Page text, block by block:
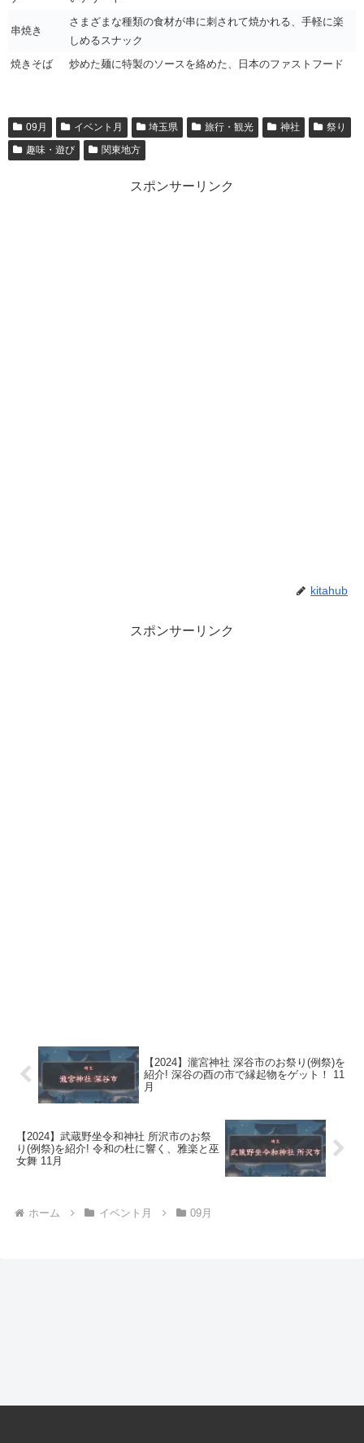
串焼き
さまざまな種類の食材が串に刺されて焼かれる、手軽に楽
しめるスナック
焼きそば
炒めた麺に特製のソースを絡めた、日本のファストフード
09月 イベント月 埼玉県 旅行・観光 神社
祭り
趣味・遊び
関東地方
スポンサーリンク
kitahub
スポンサーリンク
【2024】瀧宮神社 深谷市のお祭り(例祭)を
紹介! 深谷の酉の市で縁起物をゲット！ 11
月
【2024】武蔵野坐令和神社 所沢市のお祭
り(例祭)を紹介! 令和の杜に響く、雅楽と巫
女舞 11月
ホーム イベント月 09月